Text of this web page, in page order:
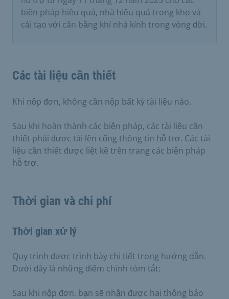
biện pháp hiệu quả, nhà hiệu quả trong kho và
cải tạo với cân bằng khí nhà kính trong vòng đời.
Các tài liệu cần thiết
Khi nộp đơn, không cần nộp bất kỳ tài liệu nào.
Sau khi hoàn thành các biện pháp, các tài liệu cần
thiết phải được tải lên cổng thông tin hỗ trợ. Các tài
liệu cần thiết được liệt kê trên trang các biện pháp
hỗ trợ.
Thời gian và chi phí
Thời gian xử lý
Quy trình được trình bày chi tiết trong hướng dẫn.
Dưới đây là những điểm chính tóm tắt:
Sau khi nộp đơn, bạn sẽ nhận được hai thông báo